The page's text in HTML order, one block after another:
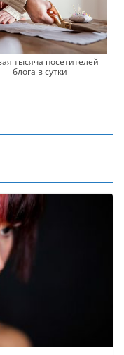
тысяча посетителей
блога в сутки